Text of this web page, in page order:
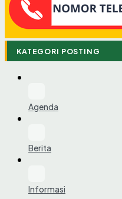
KATEGORI POSTING
Agenda
Berita
Informasi